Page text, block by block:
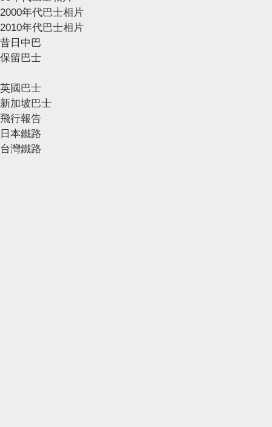
2000年代巴士相片
2010年代巴士相片
昔日中巴
保留巴士
英國巴士
新加坡巴士
飛行報告
日本鐵路
台灣鐵路